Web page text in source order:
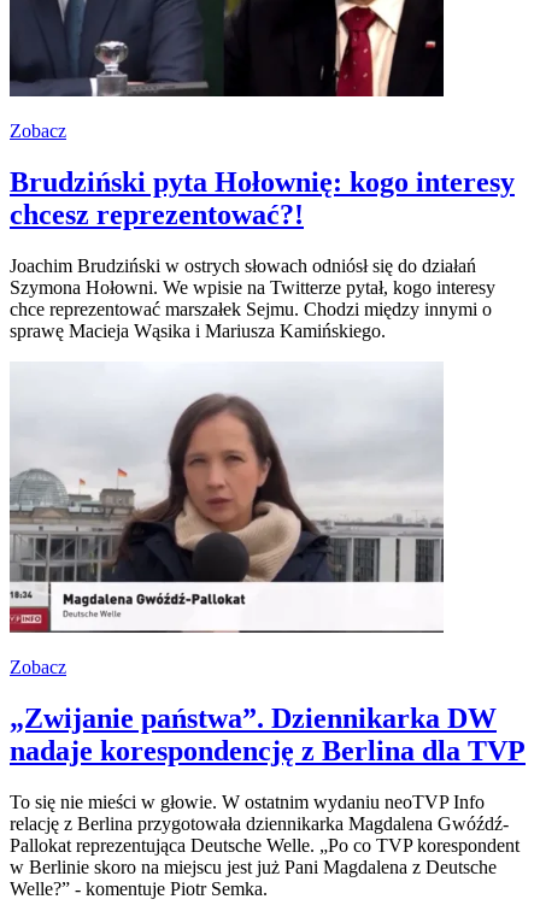
Zobacz
Brudziński pyta Hołownię: kogo interesy
chcesz reprezentować?!
Joachim Brudziński w ostrych słowach odniósł się do działań
Szymona Hołowni. We wpisie na Twitterze pytał, kogo interesy
chce reprezentować marszałek Sejmu. Chodzi między innymi o
sprawę Macieja Wąsika i Mariusza Kamińskiego.
Zobacz
„Zwijanie państwa”. Dziennikarka DW
nadaje korespondencję z Berlina dla TVP
To się nie mieści w głowie. W ostatnim wydaniu neoTVP Info
relację z Berlina przygotowała dziennikarka Magdalena Gwóźdź-
Pallokat reprezentująca Deutsche Welle. „Po co TVP korespondent
w Berlinie skoro na miejscu jest już Pani Magdalena z Deutsche
Welle?” - komentuje Piotr Semka.